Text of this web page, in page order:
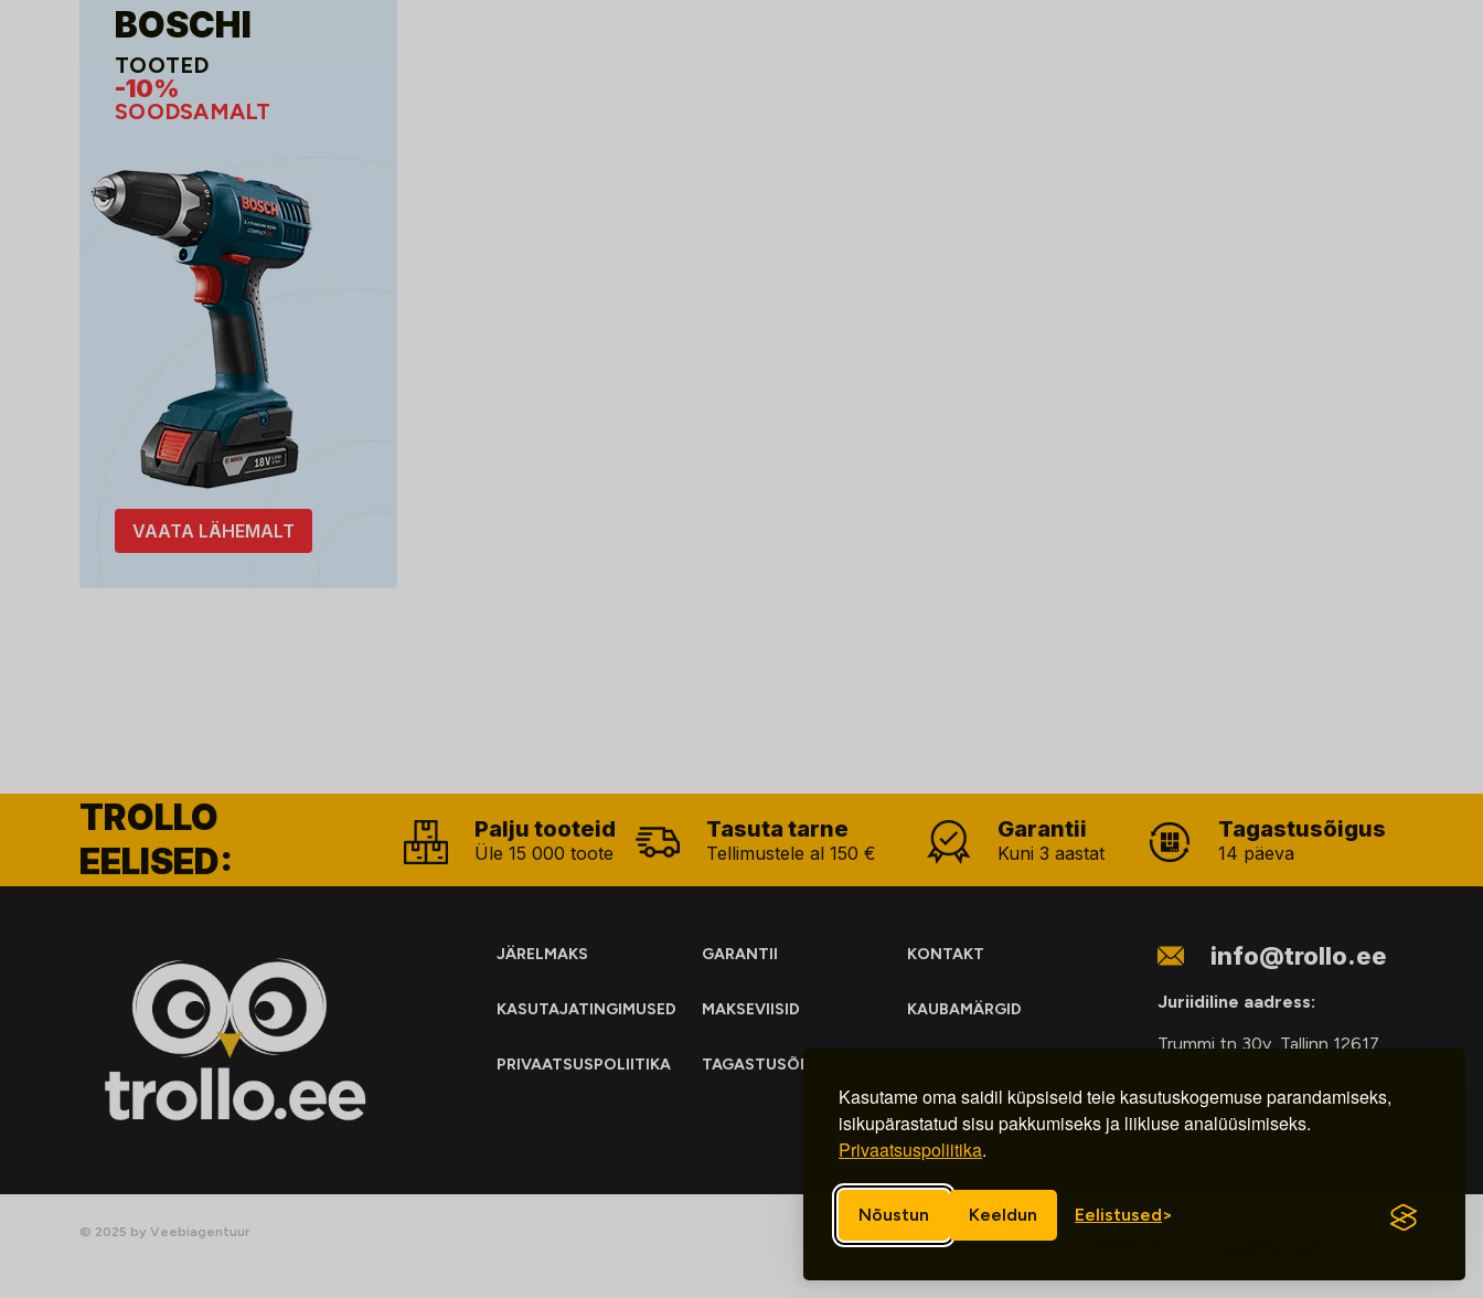
Kasutame oma saidil küpsiseid teie kasutuskogemuse parandamiseks,
isikupärastatud sisu pakkumiseks ja liikluse analüüsimiseks.
Privaatsuspoliitika.
Nõustun Keeldun Eelistused
BOSCHI
TOOTED
-10%
SOODSAMALT
VAATA LÄHEMALT
TROLLO
EELISED:
Palju tooteid
Üle 15 000 toote
Tasuta tarne
Tellimustele al 150 €
Garantii
Kuni 3 aastat
Tagastusõigus
14 päeva
JÄRELMAKS GARANTII KONTAKT
KASUTAJATINGIMUSED MAKSEVIISID KAUBAMÄRGID
PRIVAATSUSPOLIITIKA TAGASTUSÕIGUS
KOGUMINE
info@trollo.ee
Juriidiline aadress:
Trummi tn 30y, Tallinn 12617
Kauba väljastamine:
E-R – 9.00 – 18.00
© 2025 by Veebiagentuur